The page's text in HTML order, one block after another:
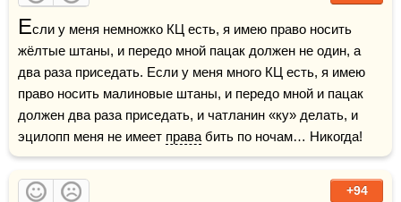
Если у меня немножко КЦ есть, я имею право носить
жёлтые штаны, и передо мной пацак должен не один, а
два раза приседать. Если у меня много КЦ есть, я имею
право носить малиновые штаны, и передо мной и пацак
должен два раза приседать, и чатланин «ку» делать, и
эцилопп меня не имеет права бить по ночам… Никогда!
+94